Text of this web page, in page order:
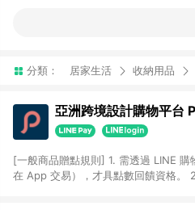
分類： 居家生活 收納用品
亞洲跨境設計購物平台
[一般商品贈點規則] 1. 需透過 LINE
在 App 交易），才具點數回饋資格。